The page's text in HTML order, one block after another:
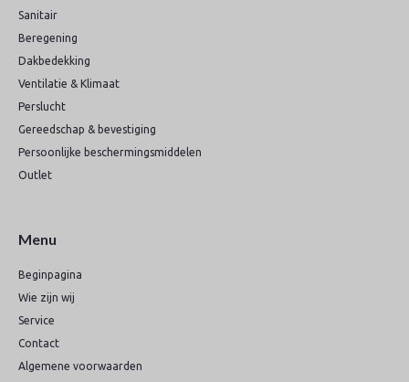
Sanitair
Beregening
Dakbedekking
Ventilatie & Klimaat
Perslucht
Gereedschap & bevestiging
Persoonlijke beschermingsmiddelen
Outlet
Menu
Beginpagina
Wie zijn wij
Service
Contact
Algemene voorwaarden